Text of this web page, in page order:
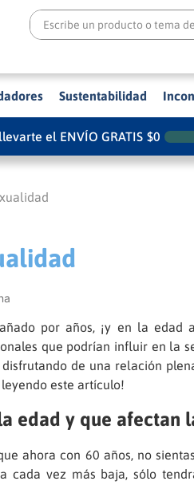
Escribe un producto o
Sustentabilidad
el ENVÍO GRATIS $0
por años, ¡y en la
que podrían influir en la
de una relación
leyendo este artículo!
edad y que afectan
ahora con 60 años, no
vez más baja, sólo